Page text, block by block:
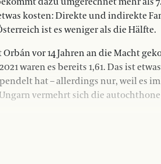
kosten: Direkte und indirekte
ist es weniger als die Hälfte.
vor 14 Jahren an die Macht
waren es bereits 1,61. Das ist
hat – allerdings nur, weil es
vermehrt sich die autochthone